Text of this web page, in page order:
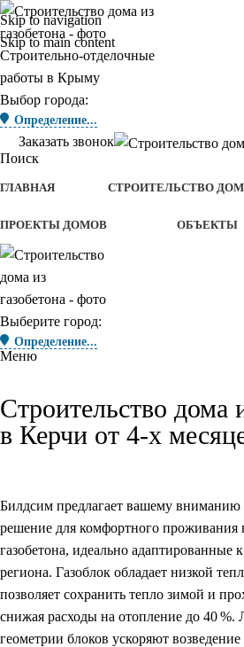
Skip to navigation
Skip to main content
Строительно-отделочные
работы в Крыму
Выбор города:
Определение...
Заказать звонок
Поиск
ГЛАВНАЯ СТРОИТЕЛЬСТВО
ПРОЕКТЫ ДОМОВ ОБЪЕКТЫ
Выберите город:
Определение...
Меню
Строительство дома
в Керчи от 4-х
Билдсим предлагает вашему вниманию
решение для комфортного
газобетона, идеально адаптированные
региона. Газоблок обладает низкой
позволяет сохранить тепло зимой и
снижая расходы на отопление до 40 %.
геометрии блоков ускоряют